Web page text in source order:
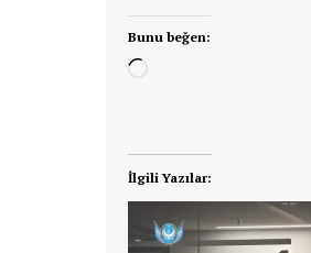
Bunu beğen:
Yükleniyor...
İlgili Yazılar: